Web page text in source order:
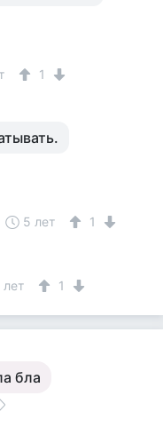
1
5 лет 1
лет 1
бла